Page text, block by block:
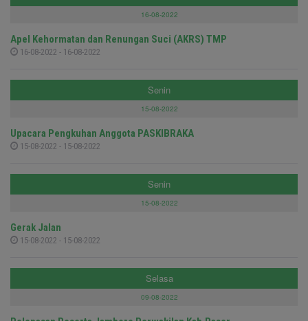
16-08-2022
Apel Kehormatan dan Renungan Suci (AKRS) TMP
16-08-2022 - 16-08-2022
Senin
15-08-2022
Upacara Pengkuhan Anggota PASKIBRAKA
15-08-2022 - 15-08-2022
Senin
15-08-2022
Gerak Jalan
15-08-2022 - 15-08-2022
Selasa
09-08-2022